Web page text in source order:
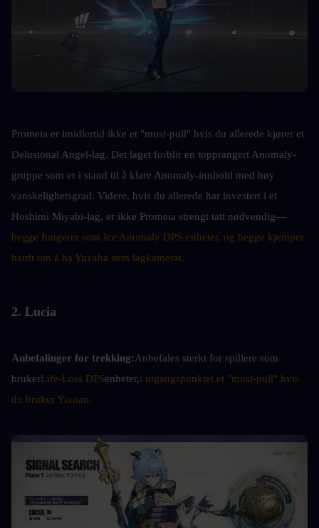
Promeia er imidlertid ikke et "must-pull" hvis du allerede kjører et
Delusional Angel-lag. Det laget forblir en topprangert Anomaly-
gruppe som er i stand til å klare Anomaly-innhold med høy
vanskelighetsgrad. Videre, hvis du allerede har investert i et
Hoshimi Miyabi-lag, er ikke Promeia strengt tatt nødvendig—
begge fungerer som Ice Anomaly DPS-enheter, og begge kjemper
hardt om å ha Yuzuha som lagkamerat.
2. Lucia
Anbefalinger for trekking:Anbefales sterkt for spillere som
brukerLife-Loss DPSenheter,i utgangspunktet et "must-pull" hvis
du bruker Yixuan.